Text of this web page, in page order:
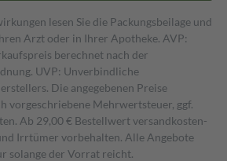
lesen Sie die Packungsbeilage und
Arzt oder in Ihrer Apotheke. AVP:
berechnet nach der
UVP: Unverbindliche
Die angegebenen Preise
vorgeschriebene Mehrwertsteuer, ggf.
Ab 29,00 € Bestell­wert versand­kosten­
Irrtümer vorbehalten. Alle Angebote
solange der Vorrat reicht.